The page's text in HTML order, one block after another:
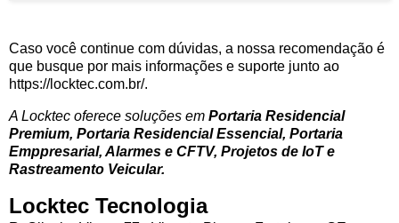
Caso você continue com dúvidas, a nossa recomendação é
que busque por mais informações e suporte junto ao
https://locktec.com.br/.
A Locktec oferece soluções em Portaria Residencial
Premium, Portaria Residencial Essencial, Portaria
Emppresarial, Alarmes e CFTV, Projetos de IoT e
Rastreamento Veicular.
Locktec Tecnologia